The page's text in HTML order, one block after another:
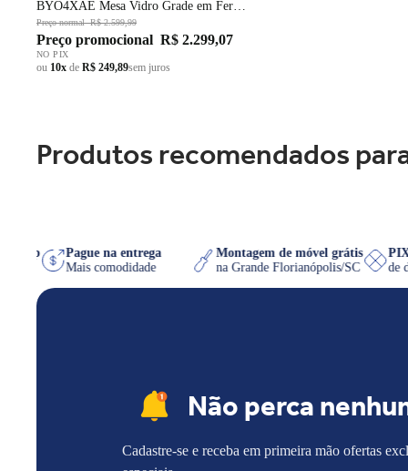
BYO4XAE Mesa Vidro Grade em Ferro
Fundido Dupla Chama Preto Bivolt
Preço normalR$ 2.599,99
Preço promocional R$ 2.299,07
NO PIX
ou 10x de R$ 249,89sem juros
Produtos recomendados
WhatsApp
Pague na entrega
Mais comodidade
Montagem de móvel grátis
na Grande Florianópolis/SC
Não perca
Cadastre-se e receba em primeira mão ofertas